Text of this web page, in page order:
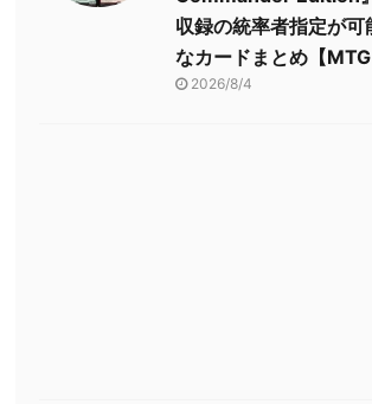
収録の統率者指定が可
なカードまとめ【MTG
2026/8/4